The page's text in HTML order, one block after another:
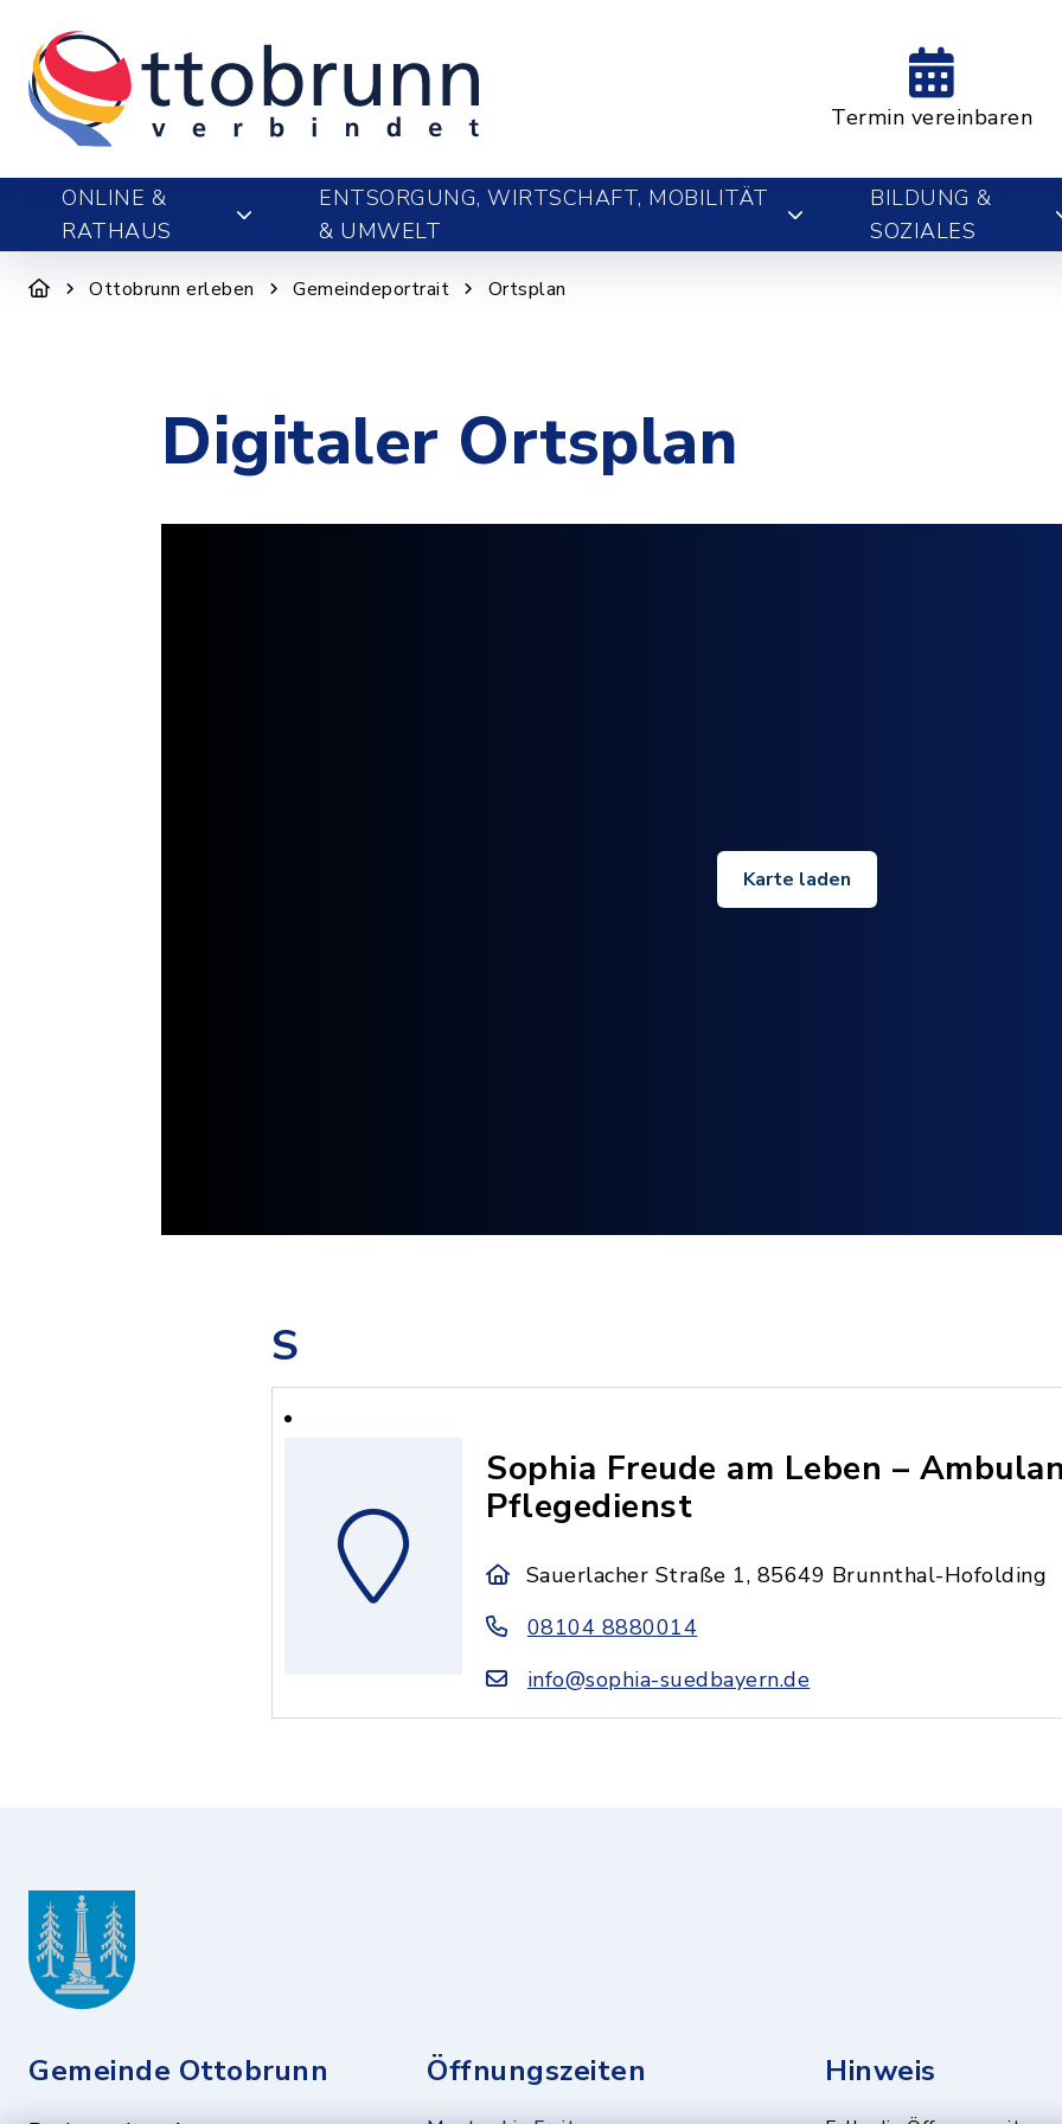
Termin vereinbaren
ONLINE &
RATHAUS
ENTSORGUNG, WIRTSCHAFT, MOBILITÄT
& UMWELT
BILDUNG &
SOZIALES
Ottobrunn erleben Gemeindeportrait Ortsplan
Digitaler Ortsplan
Karte laden
S
Sophia Freude am Leben –
Pflegedienst
Sauerlacher Straße 1, 85649 Brunnthal-Hofolding
08104 8880014
info@sophia-suedbayern.de
Gemeinde Ottobrunn Öffnungszeiten Hinweis